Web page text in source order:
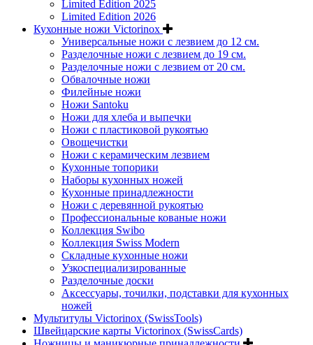
Limited Edition 2025
Limited Edition 2026
Кухонные ножи Victorinox
Универсальные ножи с лезвием до 12 см.
Разделочные ножи с лезвием до 19 см.
Разделочные ножи с лезвием от 20 см.
Обвалочные ножи
Филейные ножи
Ножи Santoku
Ножи для хлеба и выпечки
Ножи с пластиковой рукоятью
Овощечистки
Ножи с керамическим лезвием
Кухонные топорики
Наборы кухонных ножей
Кухонные принадлежности
Ножи с деревянной рукоятью
Профессиональные кованые ножи
Коллекция Swibo
Коллекция Swiss Modern
Складные кухонные ножи
Узкоспециализированные
Разделочные доски
Аксессуары, точилки, подставки для кухонных
ножей
Мультитулы Victorinox (SwissTools)
Швейцарские карты Victorinox (SwissCards)